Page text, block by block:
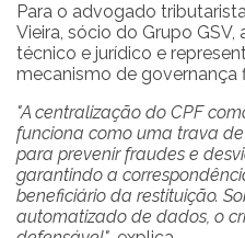
Para o advogado
Vieira, sócio do Grupo
técnico e jurídico e
mecanismo de governança
"A centralização do CPF
funciona como uma trava
para prevenir fraudes e
garantindo a
beneficiário da restituição.
automatizado de dados, o